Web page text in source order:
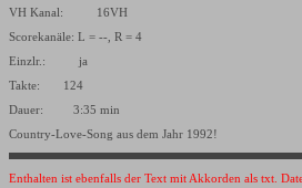
VH Kanal: 16VH
Scorekanäle: L = --, R = 4
Einzlr.: ja
Takte: 124
Dauer: 3:35 min
Country-Love-Song aus dem Jahr 1992!
Enthalten ist ebenfalls der Text mit Akkorden als txt.